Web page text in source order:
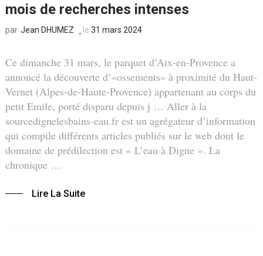
mois de recherches intenses
par Jean DHUMEZ le 31 mars 2024
Ce dimanche 31 mars, le parquet d’Aix-en-Provence a
annoncé la découverte d’«ossements» à proximité du Haut-
Vernet (Alpes-de-Haute-Provence) appartenant au corps du
petit Emile, porté disparu depuis j … Aller à la
sourcedignelesbains-eau.fr est un agrégateur d’information
qui compile différents articles publiés sur le web dont le
domaine de prédilection est « L’eau à Digne ». La
chronique …
Lire La Suite